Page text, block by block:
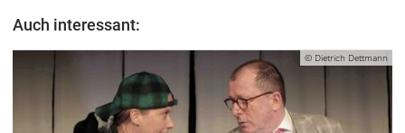
Auch interessant:
© Dietrich Dettmann